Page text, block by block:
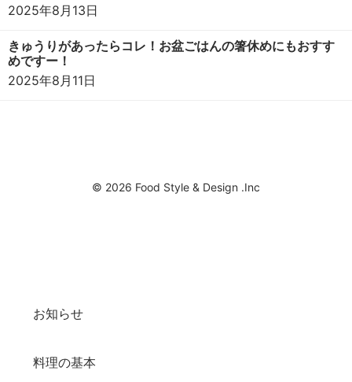
2025年8月13日
きゅうりがあったらコレ！お盆ごはんの箸休めにもおすす
めですー！
2025年8月11日
© 2026 Food Style & Design .Inc
お知らせ
料理の基本